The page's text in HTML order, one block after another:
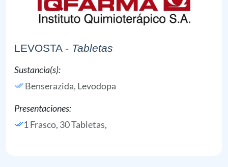
LEVOSTA - Tabletas
Sustancia(s):
Benserazida, Levodopa
Presentaciones:
1 Frasco, 30 Tabletas,